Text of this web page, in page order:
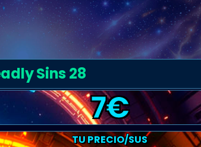
Sins 28
7€
TU PRECIO/SUS